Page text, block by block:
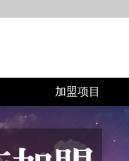
加盟项目
自助洗衣店加盟